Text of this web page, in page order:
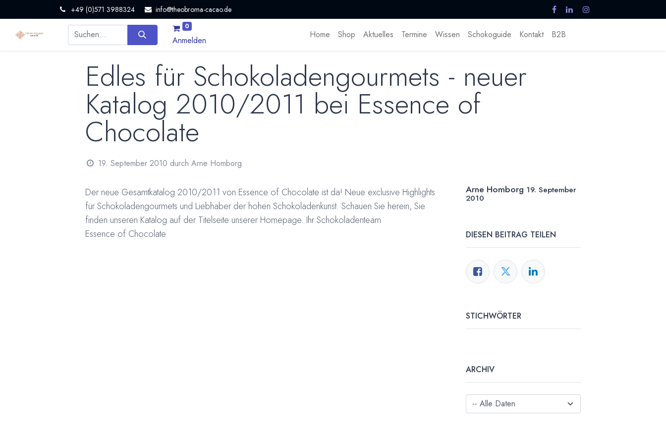
+49 (0)571 3988324 info@theobroma-cacao.de
0
Anmelden
Home Shop Aktuelles Termine Wissen Schokoguide Kontakt B2B
Edles für Schokoladengourmets - neuer
Katalog 2010/2011 bei Essence of
Chocolate
19. September 2010 durch Arne Homborg
Der neue Gesamtkatalog 2010/2011 von Essence of Chocolate ist da! Neue exclusive Highlights
für Schokoladengourmets und Liebhaber der hohen Schokoladenkunst. Schauen Sie herein, Sie
finden unseren Katalog auf der Titelseite unserer Homepage. Ihr Schokoladenteam
Essence of Chocolate
Arne Homborg 19. September
2010
DIESEN BEITRAG TEILEN
STICHWÖRTER
ARCHIV